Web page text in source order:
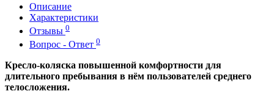
Описание
Характеристики
Отзывы 0
Вопрос - Ответ 0
Кресло-коляска повышенной комфортности для
длительного пребывания в нём пользователей среднего
телосложения.